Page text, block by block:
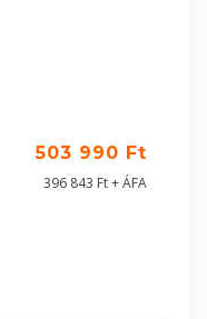
503 990 Ft
396 843 Ft + ÁFA